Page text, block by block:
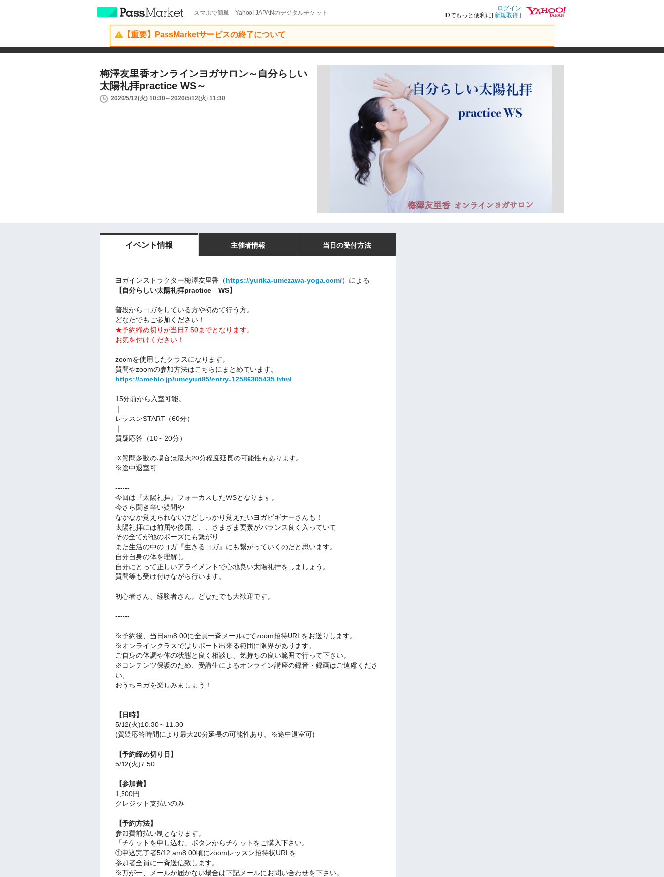
スマホで簡単 Yahoo! JAPANのデジタルチケット
ログイン
IDでもっと便利に[新規取得 ]
【重要】PassMarketサービスの終了について
梅澤友里香オンラインヨガサロン～自分らしい
太陽礼拝practice WS～
2020/5/12(火) 10:30～2020/5/12(火) 11:30
イベント情報 主催者情報 当日の受付方法
ヨガインストラクター梅澤友里香（https://yurika-umezawa-yoga.com/）による
【自分らしい太陽礼拝practice WS】
普段からヨガをしている方や初めて行う方。
どなたでもご参加ください！
★予約締め切りが当日7:50までとなります。
お気を付けください！
zoomを使用したクラスになります。
質問やzoomの参加方法はこちらにまとめています。
https://ameblo.jp/umeyuri85/entry-12586305435.html
15分前から入室可能。
｜
レッスンSTART（60分）
｜
質疑応答（10～20分）
※質問多数の場合は最大20分程度延長の可能性もあります。
※途中退室可
------
今回は『太陽礼拝』フォーカスしたWSとなります。
今さら聞き辛い疑問や
なかなか覚えられないけどしっかり覚えたいヨガビギナーさんも！
太陽礼拝には前屈や後屈、、、さまざま要素がバランス良く入っていて
その全てが他のポーズにも繋がり
また生活の中のヨガ『生きるヨガ』にも繋がっていくのだと思います。
自分自身の体を理解し
自分にとって正しいアライメントで心地良い太陽礼拝をしましょう。
質問等も受け付けながら行います。
初心者さん、経験者さん。どなたでも大歓迎です。
------
※予約後、当日am8:00に全員一斉メールにてzoom招待URLをお送りします。
※オンラインクラスではサポート出来る範囲に限界があります。
ご自身の体調や体の状態と良く相談し、気持ちの良い範囲で行って下さい。
※コンテンツ保護のため、受講生によるオンライン講座の録音・録画はご遠慮くださ
い。
おうちヨガを楽しみましょう！
【日時】
5/12(火)10:30～11:30
(質疑応答時間により最大20分延長の可能性あり。※途中退室可)
【予約締め切り日】
5/12(火)7:50
【参加費】
1,500円
クレジット支払いのみ
【予約方法】
参加費前払い制となります。
「チケットを申し込む」ボタンからチケットをご購入下さい。
①申込完了者5/12 am8:00頃にzoomレッスン招待状URLを
参加者全員に一斉送信致します。
※万が一、メールが届かない場合は下記メールにお問い合わせを下さい。